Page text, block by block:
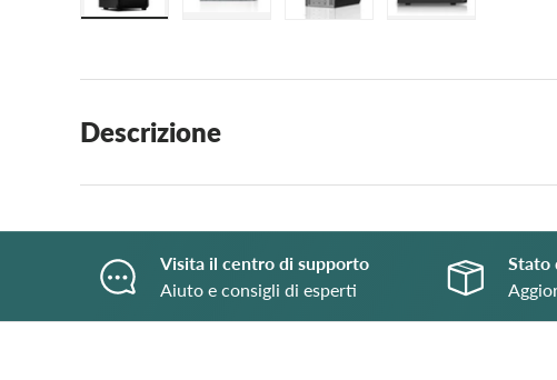
Descrizione
Visita il centro di supporto
Aiuto e consigli di esperti
Stato